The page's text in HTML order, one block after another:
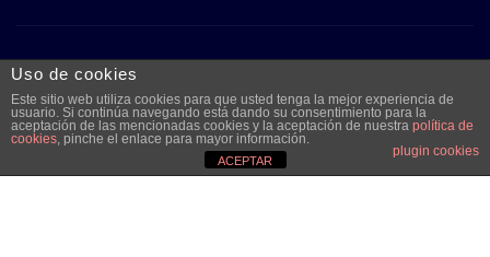
Copyright © 2026 | Funciona conWordPress|Frankfurt
Newspor ThemeArile
Aviso legal y
Publicidad Contacto
Uso de cookies
Este sitio web utiliza cookies para que usted tenga la mejor experiencia de
usuario. Si continúa navegando está dando su consentimiento para la
aceptación de las mencionadas cookies y la aceptación de nuestra política de
cookies, pinche el enlace para mayor información.
plugin cookies
ACEPTAR